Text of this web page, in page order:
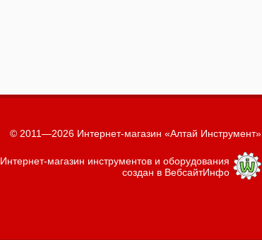
© 2011—2026 Интернет-магазин «Алтай Инструмент»
Интернет-магазин инструментов и оборудования
создан в ВебсайтИнфо